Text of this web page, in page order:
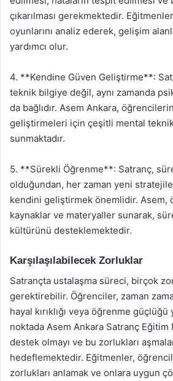
çıkarılması gerekmektedir.
oyunlarını analiz ederek, gelişim
yardımcı olur.
4. **Kendine Güven Geliştirme**:
teknik bilgiye değil, aynı zamanda
da bağlıdır. Asem Ankara,
geliştirmeleri için çeşitli mental
sunmaktadır.
5. **Sürekli Öğrenme**: Satranç,
olduğundan, her zaman yeni
kendini geliştirmek önemlidir. Asem,
kaynaklar ve materyaller sunarak,
kültürünü desteklemektedir.
Karşılaşılabilecek Zorluklar
Satrançta ustalaşma süreci, birçok
gerektirebilir. Öğrenciler, zaman
hayal kırıklığı veya öğrenme
noktada Asem Ankara Satranç
destek olmayı ve bu zorlukları
hedeflemektedir. Eğitmenler,
zorlukları anlamak ve onlara uygun